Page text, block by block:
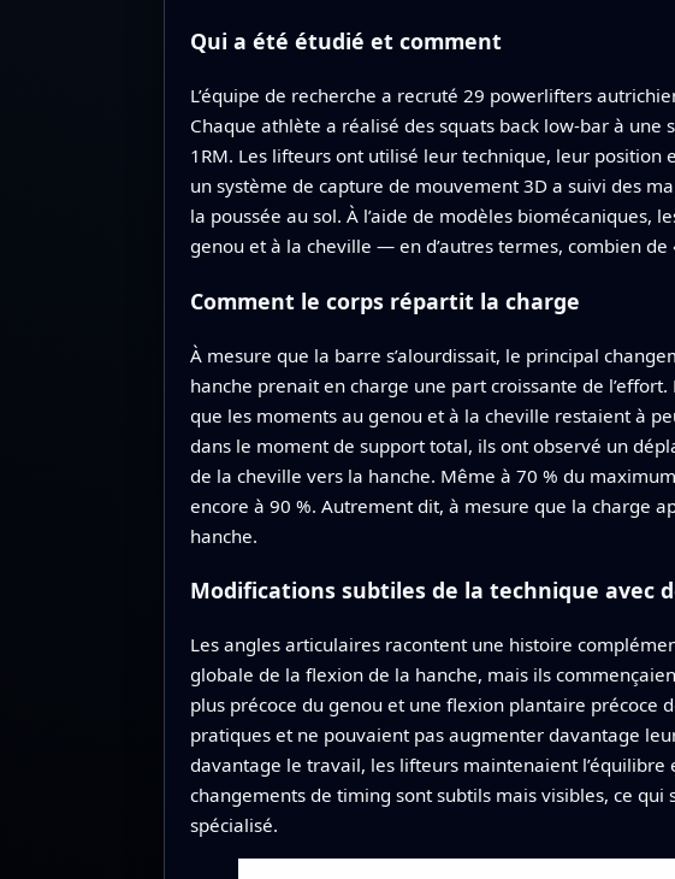
Qui a été étudié et comment
L’équipe de recherche a recruté 29 powerlifters
Chaque athlète a réalisé des squats back low-bar à
1RM. Les lifteurs ont utilisé leur technique, leur
un système de capture de mouvement 3D a suivi des
la poussée au sol. À l’aide de modèles biomécaniques,
genou et à la cheville — en d’autres termes, combien
Comment le corps répartit la charge
À mesure que la barre s’alourdissait, le principal
hanche prenait en charge une part croissante de
que les moments au genou et à la cheville restaient à
dans le moment de support total, ils ont observé un
de la cheville vers la hanche. Même à 70 % du
encore à 90 %. Autrement dit, à mesure que la charge
hanche.
Modifications subtiles de la technique avec
Les angles articulaires racontent une histoire
globale de la flexion de la hanche, mais ils
plus précoce du genou et une flexion plantaire
pratiques et ne pouvaient pas augmenter davantage
davantage le travail, les lifteurs maintenaient
changements de timing sont subtils mais visibles, ce
spécialisé.